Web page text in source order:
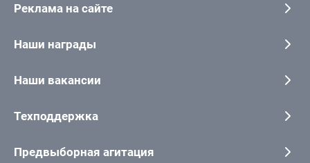
Реклама на сайте
Наши награды
Наши вакансии
Техподдержка
Предвыборная агитация